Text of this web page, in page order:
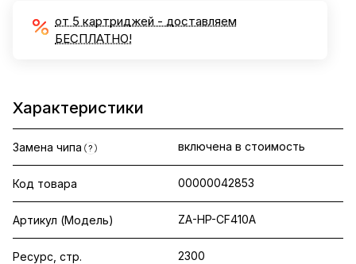
от 5 картриджей - доставляем
БЕСПЛАТНО!
Характеристики
Замена чипа ? включена в стоимость
Код товара 00000042853
Артикул (Модель) ZA-HP-CF410A
Ресурс, стр. 2300